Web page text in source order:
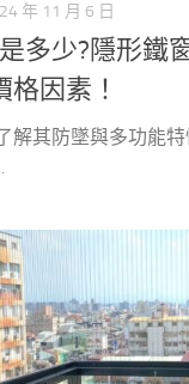
年 11 月 6 日
多少?隱形鐵
因素！
解其防墜與多功能